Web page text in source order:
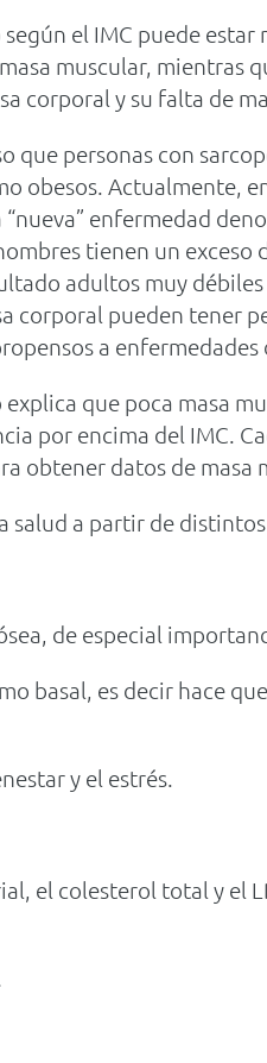
el IMC puede
muscular, mientras
corporal y su falta de
que personas con
obesos. Actualmente,
enfermedad
tienen un
adultos muy
corporal pueden tener
a
que poca masa
por encima del IMC.
obtener datos de masa
salud a partir de
de especial
basal, es decir hace
y el estrés.
el colesterol total y el